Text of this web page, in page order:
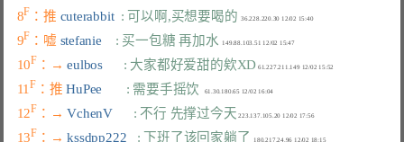
8F ：推 cuterabbit : 可以啊,买想要喝的
  36.228.220.30 12/02 15:40
9F ：嘘 stefanie : 买一包糖 再加水
  149.88.103.51 12/02 15:47
10F ：→ eulbos : 大家都好爱甜的欸XD
11F ：推 HuPee : 需要手摇饮
12F ：→ VchenV : 不行 先撑过今天 223.137.105.20 12/02 17:56
13F ：→ kssdpp222 : 下班了该回家躺了
  180.217.24.96 12/02 18:15